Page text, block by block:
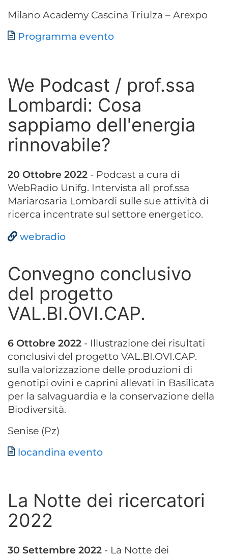
Milano Academy Cascina Triulza – Arexpo
Documento
Programma evento
We Podcast / prof.ssa
Lombardi: Cosa
sappiamo dell'energia
rinnovabile?
20 Ottobre 2022 - Podcast a cura di
WebRadio Unifg. Intervista all prof.ssa
Mariarosaria Lombardi sulle sue attività di
ricerca incentrate sul settore energetico.
webradio
Convegno conclusivo
del progetto
VAL.BI.OVI.CAP.
6 Ottobre 2022 - Illustrazione dei risultati
conclusivi del progetto VAL.BI.OVI.CAP.
sulla valorizzazione delle produzioni di
genotipi ovini e caprini allevati in Basilicata
per la salvaguardia e la conservazione della
Biodiversità.
Senise (Pz)
Documento
locandina evento
La Notte dei ricercatori
2022
30 Settembre 2022 - La Notte dei